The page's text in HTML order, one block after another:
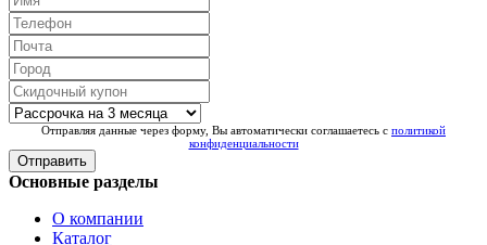
Отправляя данные через форму, Вы автоматически соглашаетесь с политикой
конфиденциальности
Отправить
Основные разделы
О компании
Каталог